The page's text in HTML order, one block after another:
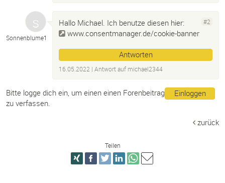
Sonnenblume1
#2
Hallo Michael. Ich benutze diesen hier:
www.consentmanager.de/cookie-banner
Antworten
16.05.2022 | Antwort auf michael2344
Einloggen
Bitte logge dich ein, um einen einen Forenbeitrag
zu verfassen.
zurück
Teilen